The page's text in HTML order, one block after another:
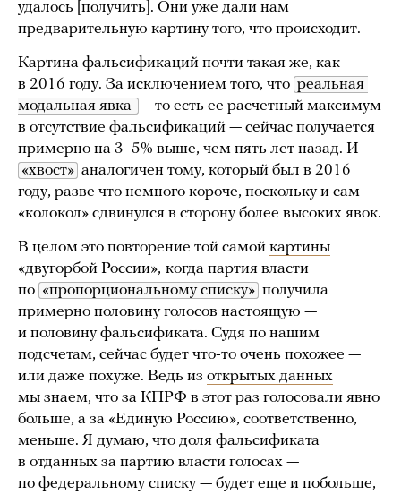
удалось [получить]. Они уже дали нам
предварительную картину того, что происходит.
Картина фальсификаций почти такая же, как
в 2016 году. За исключением того, что реальная
модальная явка — то есть ее расчетный максимум
в отсутствие фальсификаций — сейчас получается
примерно на 3–5% выше, чем пять лет назад. И
«хвост» аналогичен тому, который был в 2016
году, разве что немного короче, поскольку и сам
«колокол» сдвинулся в сторону более высоких явок.
В целом это повторение той самой картины
«двугорбой России», когда партия власти
по «пропорциональному списку» получила
примерно половину голосов настоящую —
и половину фальсификата. Судя по нашим
подсчетам, сейчас будет что-то очень похожее —
или даже похуже. Ведь из открытых данных
мы знаем, что за КПРФ в этот раз голосовали явно
больше, а за «Единую Россию», соответственно,
меньше. Я думаю, что доля фальсификата
в отданных за партию власти голосах —
по федеральному списку — будет еще и побольше,